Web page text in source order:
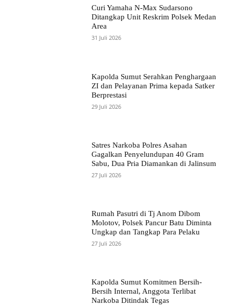
Curi Yamaha N-Max Sudarsono
Ditangkap Unit Reskrim Polsek Medan
Area
31 Juli 2026
Kapolda Sumut Serahkan Penghargaan
ZI dan Pelayanan Prima kepada Satker
Berprestasi
29 Juli 2026
Satres Narkoba Polres Asahan
Gagalkan Penyelundupan 40 Gram
Sabu, Dua Pria Diamankan di Jalinsum
27 Juli 2026
Rumah Pasutri di Tj Anom Dibom
Molotov, Polsek Pancur Batu Diminta
Ungkap dan Tangkap Para Pelaku
27 Juli 2026
Kapolda Sumut Komitmen Bersih-
Bersih Internal, Anggota Terlibat
Narkoba Ditindak Tegas